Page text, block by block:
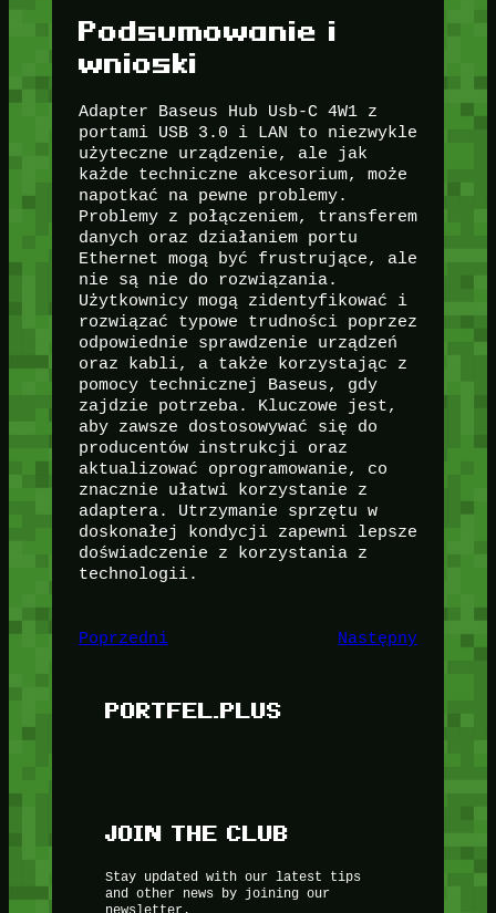
Podsumowanie i
wnioski
Adapter Baseus Hub Usb-C 4W1 z
portami USB 3.0 i LAN to niezwykle
użyteczne urządzenie, ale jak
każde techniczne akcesorium, może
napotkać na pewne problemy.
Problemy z połączeniem, transferem
danych oraz działaniem portu
Ethernet mogą być frustrujące, ale
nie są nie do rozwiązania.
Użytkownicy mogą zidentyfikować i
rozwiązać typowe trudności poprzez
odpowiednie sprawdzenie urządzeń
oraz kabli, a także korzystając z
pomocy technicznej Baseus, gdy
zajdzie potrzeba. Kluczowe jest,
aby zawsze dostosowywać się do
producentów instrukcji oraz
aktualizować oprogramowanie, co
znacznie ułatwi korzystanie z
adaptera. Utrzymanie sprzętu w
doskonałej kondycji zapewni lepsze
doświadczenie z korzystania z
technologii.
Poprzedni Następny
PORTFEL.PLUS
JOIN THE CLUB
Stay updated with our latest tips
and other news by joining our
newsletter.